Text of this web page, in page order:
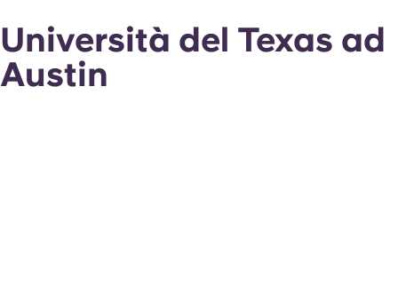
Università del Texas ad
Austin